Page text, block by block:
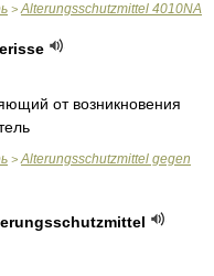
> Alterungsschutzmittel 4010NA
от возникновения
> Alterungsschutzmittel gegen